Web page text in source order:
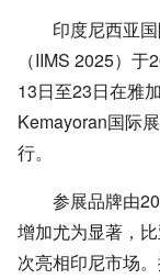
印度尼西亚国
（IIMS 2025）于
13日至23日在雅
Kemayoran国际
行。
参展品牌由
增加尤为显著，
次亮相印尼市场